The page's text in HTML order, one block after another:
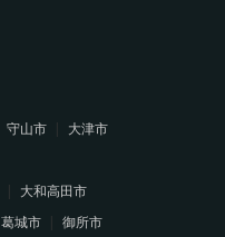
守山市
大津市
大和高田市
葛城市
御所市